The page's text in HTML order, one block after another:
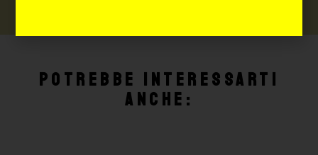
Potrebbe interessarti
anche: